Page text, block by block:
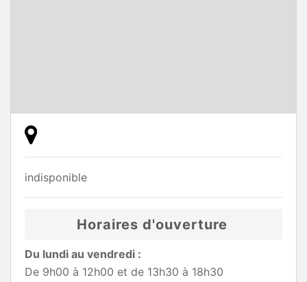
indisponible
Horaires d'ouverture
Du lundi au vendredi :
De 9h00 à 12h00 et de 13h30 à 18h30